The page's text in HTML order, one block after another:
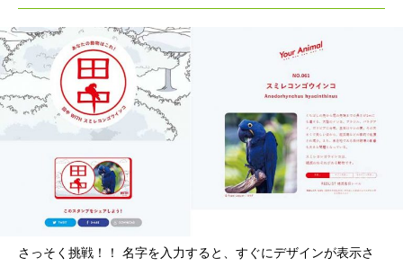
さっそく挑戦！！ 名字を入力すると、すぐにデザインが表示さ